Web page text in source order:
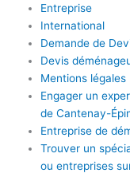
Entreprise
International
Demande de
Devis
Mentions légales
Engager un
de Cantenay-
Entreprise de
Trouver un
ou entreprises